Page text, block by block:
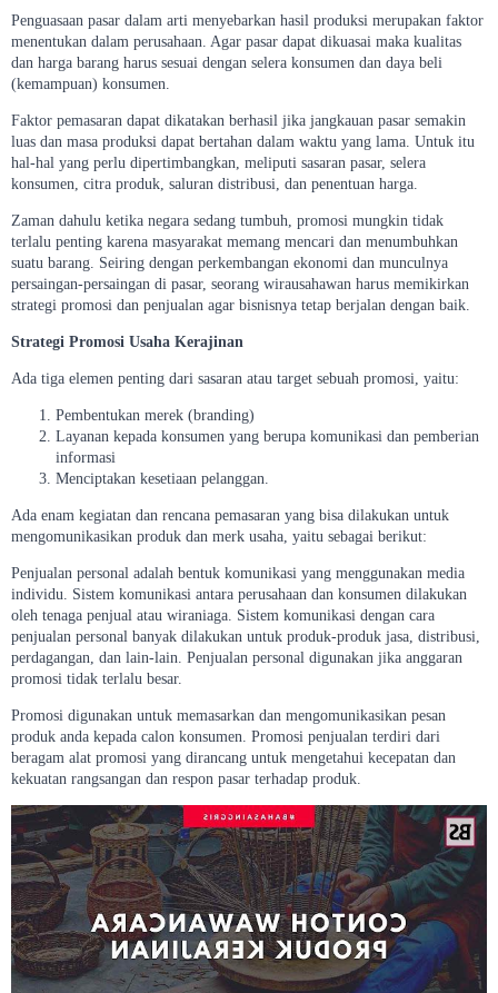
Penguasaan pasar dalam arti menyebarkan hasil produksi merupakan faktor
menentukan dalam perusahaan. Agar pasar dapat dikuasai maka kualitas
dan harga barang harus sesuai dengan selera konsumen dan daya beli
(kemampuan) konsumen.
Faktor pemasaran dapat dikatakan berhasil jika jangkauan pasar semakin
luas dan masa produksi dapat bertahan dalam waktu yang lama. Untuk itu
hal-hal yang perlu dipertimbangkan, meliputi sasaran pasar, selera
konsumen, citra produk, saluran distribusi, dan penentuan harga.
Zaman dahulu ketika negara sedang tumbuh, promosi mungkin tidak
terlalu penting karena masyarakat memang mencari dan menumbuhkan
suatu barang. Seiring dengan perkembangan ekonomi dan munculnya
persaingan-persaingan di pasar, seorang wirausahawan harus memikirkan
strategi promosi dan penjualan agar bisnisnya tetap berjalan dengan baik.
Strategi Promosi Usaha Kerajinan
Ada tiga elemen penting dari sasaran atau target sebuah promosi, yaitu:
Pembentukan merek (branding)
Layanan kepada konsumen yang berupa komunikasi dan pemberian
informasi
Menciptakan kesetiaan pelanggan.
Ada enam kegiatan dan rencana pemasaran yang bisa dilakukan untuk
mengomunikasikan produk dan merk usaha, yaitu sebagai berikut:
Penjualan personal adalah bentuk komunikasi yang menggunakan media
individu. Sistem komunikasi antara perusahaan dan konsumen dilakukan
oleh tenaga penjual atau wiraniaga. Sistem komunikasi dengan cara
penjualan personal banyak dilakukan untuk produk-produk jasa, distribusi,
perdagangan, dan lain-lain. Penjualan personal digunakan jika anggaran
promosi tidak terlalu besar.
Promosi digunakan untuk memasarkan dan mengomunikasikan pesan
produk anda kepada calon konsumen. Promosi penjualan terdiri dari
beragam alat promosi yang dirancang untuk mengetahui kecepatan dan
kekuatan rangsangan dan respon pasar terhadap produk.